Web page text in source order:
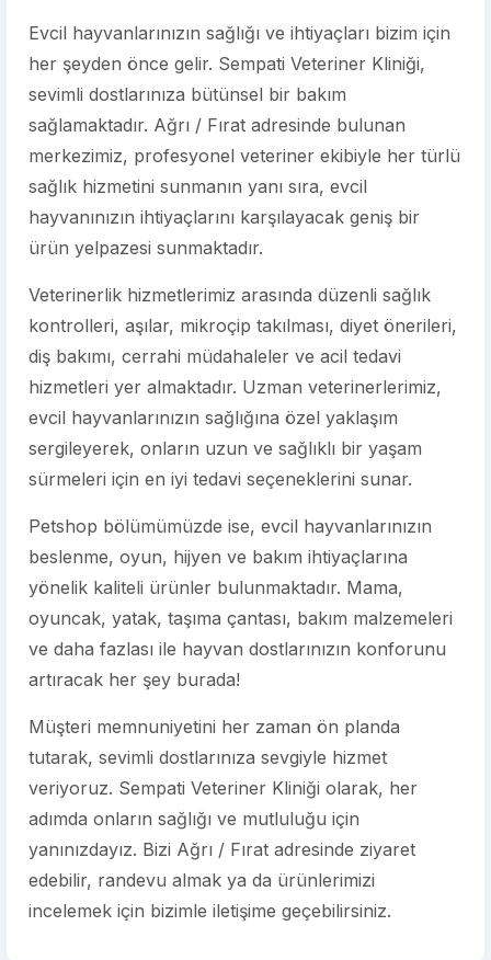
Evcil hayvanlarınızın sağlığı ve ihtiyaçları bizim için
her şeyden önce gelir. Sempati Veteriner Kliniği,
sevimli dostlarınıza bütünsel bir bakım
sağlamaktadır. Ağrı / Fırat adresinde bulunan
merkezimiz, profesyonel veteriner ekibiyle her türlü
sağlık hizmetini sunmanın yanı sıra, evcil
hayvanınızın ihtiyaçlarını karşılayacak geniş bir
ürün yelpazesi sunmaktadır.
Veterinerlik hizmetlerimiz arasında düzenli sağlık
kontrolleri, aşılar, mikroçip takılması, diyet önerileri,
diş bakımı, cerrahi müdahaleler ve acil tedavi
hizmetleri yer almaktadır. Uzman veterinerlerimiz,
evcil hayvanlarınızın sağlığına özel yaklaşım
sergileyerek, onların uzun ve sağlıklı bir yaşam
sürmeleri için en iyi tedavi seçeneklerini sunar.
Petshop bölümümüzde ise, evcil hayvanlarınızın
beslenme, oyun, hijyen ve bakım ihtiyaçlarına
yönelik kaliteli ürünler bulunmaktadır. Mama,
oyuncak, yatak, taşıma çantası, bakım malzemeleri
ve daha fazlası ile hayvan dostlarınızın konforunu
artıracak her şey burada!
Müşteri memnuniyetini her zaman ön planda
tutarak, sevimli dostlarınıza sevgiyle hizmet
veriyoruz. Sempati Veteriner Kliniği olarak, her
adımda onların sağlığı ve mutluluğu için
yanınızdayız. Bizi Ağrı / Fırat adresinde ziyaret
edebilir, randevu almak ya da ürünlerimizi
incelemek için bizimle iletişime geçebilirsiniz.